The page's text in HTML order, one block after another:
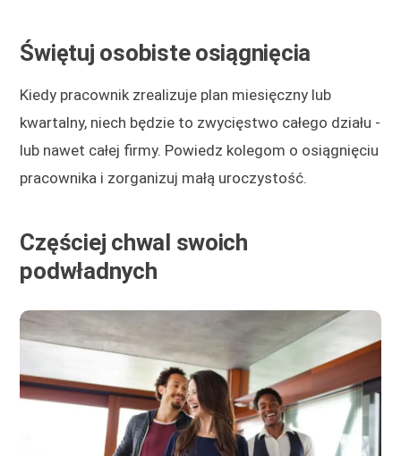
Świętuj osobiste osiągnięcia
Kiedy pracownik zrealizuje plan miesięczny lub
kwartalny, niech będzie to zwycięstwo całego działu -
lub nawet całej firmy. Powiedz kolegom o osiągnięciu
pracownika i zorganizuj małą uroczystość.
Częściej chwal swoich
podwładnych